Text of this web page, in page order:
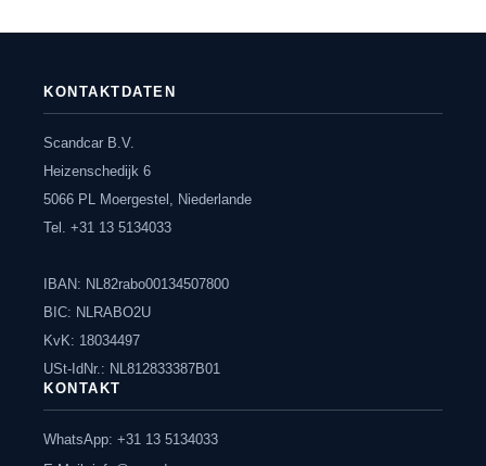
KONTAKTDATEN
Scandcar B.V.
Heizenschedijk 6
5066 PL Moergestel, Niederlande
Tel. +31 13 5134033
IBAN: NL82rabo00134507800
BIC: NLRABO2U
KvK: 18034497
USt-IdNr.: NL812833387B01
KONTAKT
WhatsApp: +31 13 5134033